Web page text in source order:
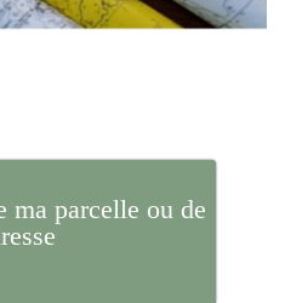
ma parcelle ou de